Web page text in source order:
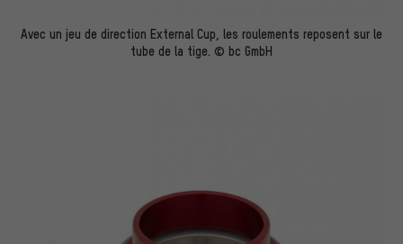
Avec un jeu de direction External Cup, les roulements reposent sur le
tube de la tige. © bc GmbH